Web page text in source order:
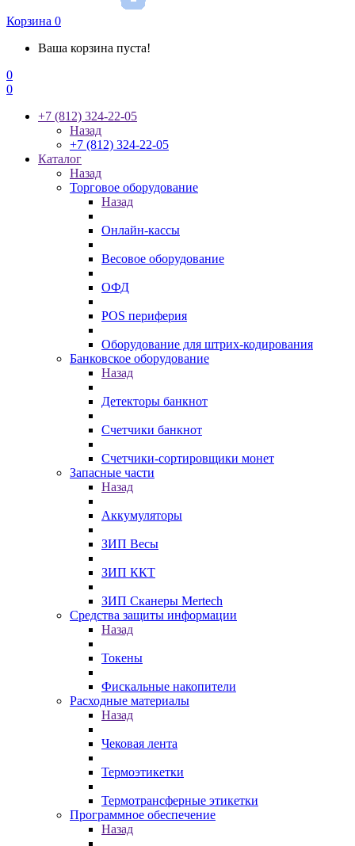
Корзина 0
Ваша корзина пуста!
0
0
+7 (812) 324-22-05
Назад
+7 (812) 324-22-05
Каталог
Назад
Торговое оборудование
Назад
Онлайн-кассы
Весовое оборудование
ОФД
POS периферия
Оборудование для штрих-кодирования
Банковское оборудование
Назад
Детекторы банкнот
Счетчики банкнот
Счетчики-сортировщики монет
Запасные части
Назад
Аккумуляторы
ЗИП Весы
ЗИП ККТ
ЗИП Сканеры Mertech
Средства защиты информации
Назад
Токены
Фискальные накопители
Расходные материалы
Назад
Чековая лента
Термоэтикетки
Термотрансферные этикетки
Программное обеспечение
Назад